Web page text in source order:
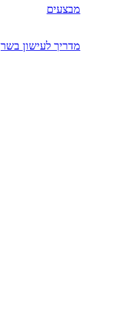
מבצעים
מדריך לעישון בשר